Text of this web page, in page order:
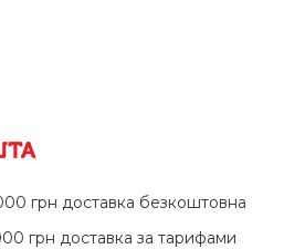
грн доставка безкоштовна
грн доставка за тарифами